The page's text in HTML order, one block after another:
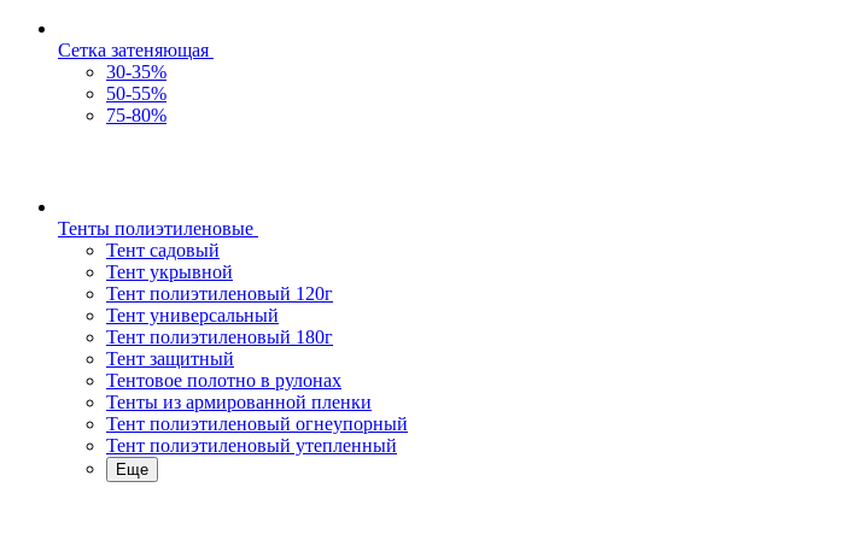
Сетка затеняющая
30-35%
50-55%
75-80%
Тенты полиэтиленовые
Тент садовый
Тент укрывной
Тент полиэтиленовый 120г
Тент универсальный
Тент полиэтиленовый 180г
Тент защитный
Тентовое полотно в рулонах
Тенты из армированной пленки
Тент полиэтиленовый огнеупорный
Тент полиэтиленовый утепленный
Еще